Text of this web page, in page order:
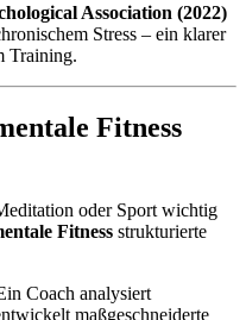
Association (2022)
Stress – ein klarer
Training.
Fitness
oder Sport wichtig
Fitness strukturierte
Coach analysiert
maßgeschneiderte